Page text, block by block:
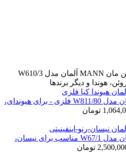
فیلتر روغن مان MANN آلمان مدل W610/3
هوندا و دیگر برندها
فیلتر روغن مان MANN آلمان مدل W811/80 فلزی - برای هیوندای،
تومان
فیلتر روغن مان MANN آلمان مدل W67/1 مناسب برای نیسان،
تومان